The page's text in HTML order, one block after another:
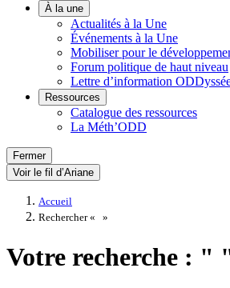
À la une
Actualités à la Une
Événements à la Une
Mobiliser pour le
Forum politique de haut niveau
Lettre d’information
Ressources
Catalogue des ressources
La Méth’ODD
Fermer
Voir le fil d’Ariane
Accueil
Rechercher «
»
Votre recherche : "